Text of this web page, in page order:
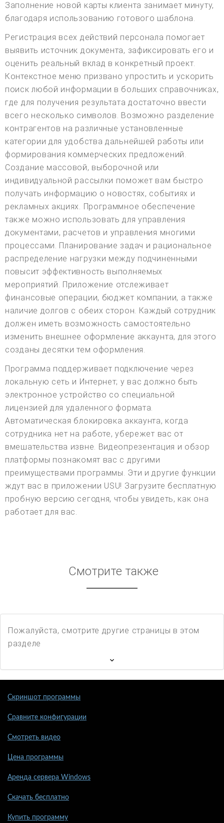
Заполнение новой карты клиента занимает минуту,
благодаря использованию готового шаблона.
Регистрация всех действий персонала помогает
выявить источник документа, зафиксировать его и
оценить реальный вклад в конкретный проект.
Контекстное меню призвано упростить и ускорить
поиск любой информации в больших справочниках,
где для получения результата достаточно ввести
всего несколько символов. Возможно разделение
контрагентов на различные установленные
категории для удобства дальнейшей работы или
формирования коммерческих предложений.
Создание массовой, выборочной или
индивидуальной рассылки поможет вам быстро
получать информацию о новостях, событиях и
рекламных акциях. Программное обеспечение
также можно использовать для управления
документами, расчетов и управления многими
процессами. Планирование задач и рациональное
распределение нагрузки между подчиненными
повысит эффективность выполняемых
мероприятий. Приложение отслеживает
финансовые операции, бюджет компании, а также
наличие долгов с обеих сторон. Каждый сотрудник
должен иметь возможность самостоятельно
изменить внешнее оформление аккаунта, для этого
созданы десятки тем оформления.
Программа поддерживает подключение через
локальную сеть и Интернет; у вас должно быть
электронное устройство со специальной
лицензией для удаленного формата.
Автоматическая блокировка аккаунта, когда
сотрудника нет на работе, убережет вас от
вмешательства извне. Видеопрезентация и обзор
платформы познакомят вас с другими
преимуществами программы. Эти и другие функции
ждут вас в приложении USU! Загрузите бесплатную
пробную версию сегодня, чтобы увидеть, как она
работает для вас.
Смотрите также
Пожалуйста, смотрите другие страницы в этом
разделе
Скриншот программы
Сравните конфигурации
Смотреть видео
Цена программы
Аренда сервера Windows
Скачать бесплатно
Купить программу